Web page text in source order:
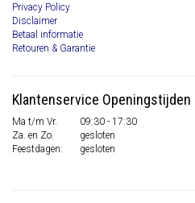
Privacy Policy
Disclaimer
Betaal informatie
Retouren & Garantie
Klantenservice Openingstijden
Ma t/m Vr.
09:30 - 17:30
Za. en Zo.
gesloten
Feestdagen:
gesloten